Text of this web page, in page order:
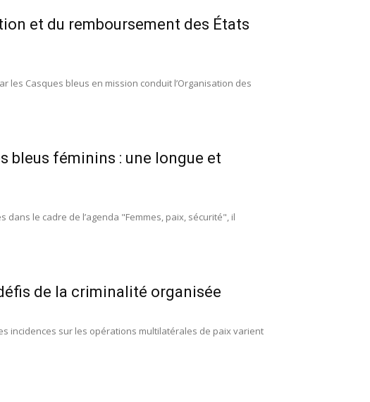
et du remboursement des États
les Casques bleus en mission conduit l’Organisation des
bleus féminins : une longue et
le cadre de l’agenda "Femmes, paix, sécurité", il
de la criminalité organisée
incidences sur les opérations multilatérales de paix varient